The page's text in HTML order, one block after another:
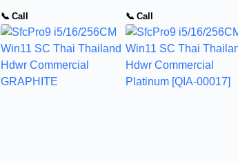
📞 Call 📞 Call